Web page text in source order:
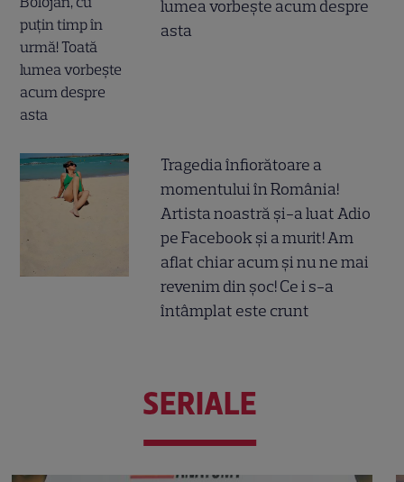
lumea vorbește acum despre
asta
Tragedia înfiorătoare a
momentului în România!
Artista noastră și-a luat Adio
pe Facebook și a murit! Am
aflat chiar acum și nu ne mai
revenim din șoc! Ce i s-a
întâmplat este crunt
SERIALE